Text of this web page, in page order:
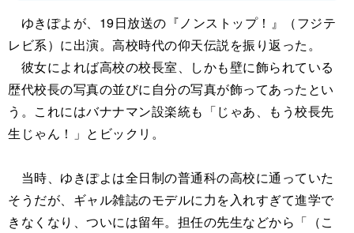
ゆきぽよが、19日放送の『ノンストップ！』（フジテ
レビ系）に出演。高校時代の仰天伝説を振り返った。
彼女によれば高校の校長室、しかも壁に飾られている
歴代校長の写真の並びに自分の写真が飾ってあったとい
う。これにはバナナマン設楽統も「じゃあ、もう校長先
生じゃん！」とビックリ。
当時、ゆきぽよは全日制の普通科の高校に通っていた
そうだが、ギャル雑誌のモデルに力を入れすぎて進学で
きなくなり、ついには留年。担任の先生などから「（こ